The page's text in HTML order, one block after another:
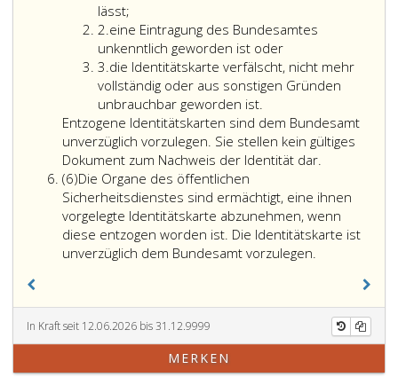
Ausstellung
nicht
Dies
gilt
nicht
Personen,
denen
der
Status
Schutzes
gemäß
Artikel
18,
lässt;
2.Ziffer
2
eine Eintragung des Bundesamtes
unkenntlich geworden ist oder
3.Ziffer
3
die Identitätskarte verfälscht, nicht mehr
vollständig oder aus sonstigen Gründen
unbrauchbar geworden ist.
Entzogene Identitätskarten sind dem Bundesamt
unverzüglich vorzulegen. Sie stellen kein gültiges
Dokument zum Nachweis der Identität dar.
(6)Absatz
6,
Die Organe des öffentlichen
Sicherheitsdienstes sind ermächtigt, eine ihnen
vorgelegte Identitätskarte abzunehmen, wenn
diese entzogen worden ist. Die Identitätskarte ist
unverzüglich dem Bundesamt vorzulegen.
In Kraft seit 12.06.2026 bis 31.12.9999
MERKEN